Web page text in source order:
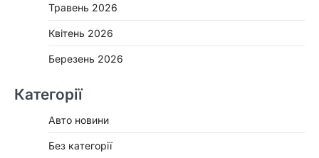
Травень 2026
Квітень 2026
Березень 2026
Категорії
Авто новини
Без категорії